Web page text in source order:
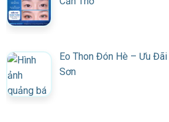
Eo Thon Đón Hè – Ưu
Sơn